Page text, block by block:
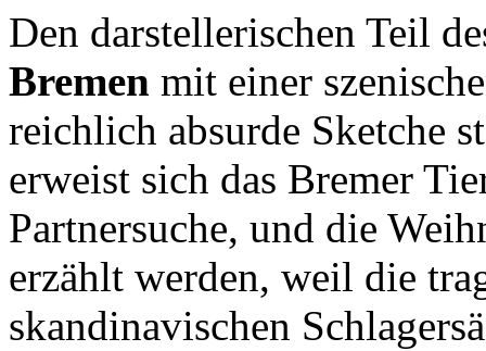
Den darstellerischen Teil
Bremen mit einer
reichlich absurde Sketche
erweist sich das Bremer
Partnersuche, und die
erzählt werden, weil die
skandinavischen